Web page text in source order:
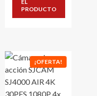
224,2 €.69,5 €.
EL
PRODUCTO
¡OFERTA!